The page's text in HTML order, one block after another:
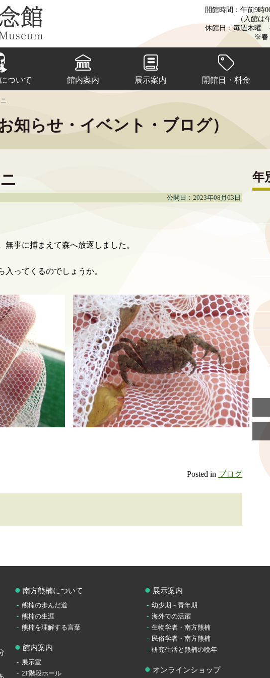
開館時間：午前9時
（入館は
休館日：毎週木曜
※春
ついて 館内案内 展示案内 開館日・料金
知らせ・イベント・ブログ）
公開日：2023年08月03日
事に捕まえて森へ放逐しました。
ってくるのでしょうか。
Posted in ブログ
年
南方熊楠について
熊楠の歩んだ道
熊楠の生涯
熊楠を理解する言葉
館内案内
展示室
2F階段ホール
展示案内
幼少期～青年期
海外での活躍
生物学者・南方熊楠
民俗学者・南方熊楠
研究生活と熊楠の晩年
オンラインショップ